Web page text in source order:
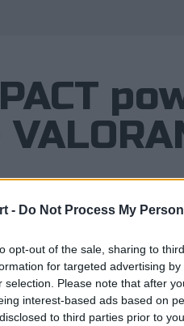
- Do Not Process My
opt-out of the sale, sharing to
for targeted advertising
selection. Please note that after
interest-based ads based on
to third parties prior to
DOG'S